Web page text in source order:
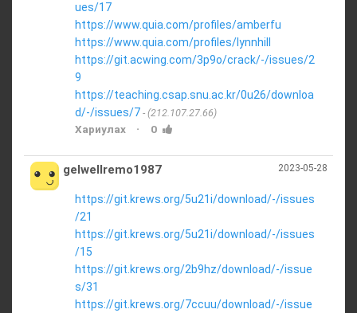
ues/17
https://www.quia.com/profiles/amberfu
https://www.quia.com/profiles/lynnhill
https://git.acwing.com/3p9o/crack/-/issues/2
9
https://teaching.csap.snu.ac.kr/0u26/downloa
d/-/issues/7
(212.107.27.66)
Хариулах · 0
2023-05-28
gelwellremo1987
https://git.krews.org/5u21i/download/-/issues
/21
https://git.krews.org/5u21i/download/-/issues
/15
https://git.krews.org/2b9hz/download/-/issue
s/31
https://git.krews.org/7ccuu/download/-/issue